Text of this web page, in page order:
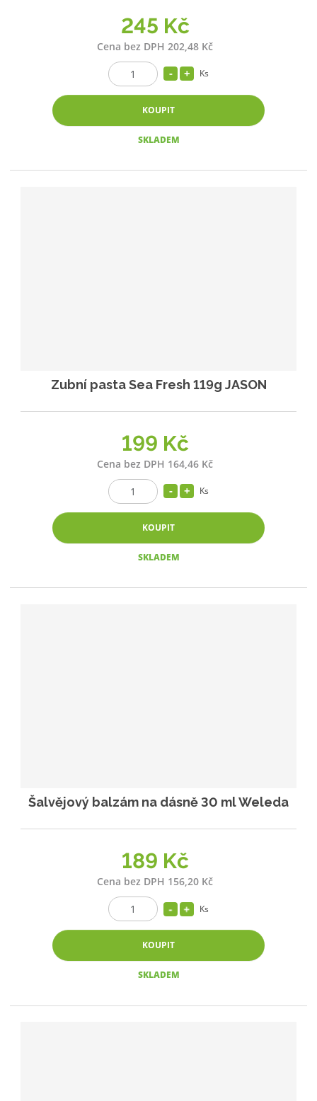
245 Kč
Cena bez DPH 202,48 Kč
Ks
KOUPIT
SKLADEM
Zubní pasta Sea Fresh 119g JASON
199 Kč
Cena bez DPH 164,46 Kč
Ks
KOUPIT
SKLADEM
Šalvějový balzám na dásně 30 ml Weleda
189 Kč
Cena bez DPH 156,20 Kč
Ks
KOUPIT
SKLADEM